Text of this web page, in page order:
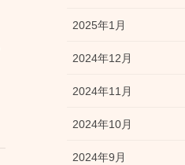
2025年1月
2024年12月
2024年11月
2024年10月
2024年9月